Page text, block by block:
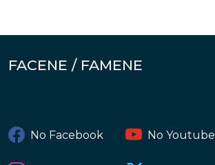
FACENE / FAMENE
No Facebook No Youtube